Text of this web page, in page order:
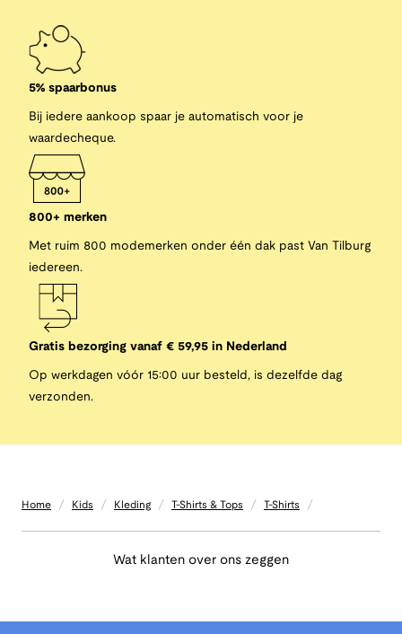
5% spaarbonus
Bij iedere aankoop spaar je automatisch voor je
waardecheque.
800+ merken
Met ruim 800 modemerken onder één dak past Van Tilburg
iedereen.
Gratis bezorging vanaf € 59,95 in Nederland
Op werkdagen vóór 15:00 uur besteld, is dezelfde dag
verzonden.
Home / Kids / Kleding / T-Shirts & Tops / T-Shirts /
Wat klanten over ons zeggen